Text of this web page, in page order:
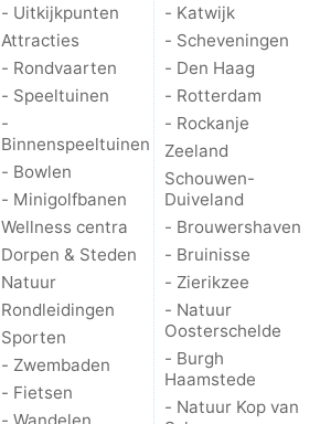
- Uitkijkpunten
Attracties
- Rondvaarten
- Speeltuinen
-
Binnenspeeltuinen
- Bowlen
- Minigolfbanen
Wellness centra
Dorpen & Steden
Natuur
Rondleidingen
Sporten
- Zwembaden
- Fietsen
- Wandelen
- Katwijk
- Scheveningen
- Den Haag
- Rotterdam
- Rockanje
Zeeland
Schouwen-
Duiveland
- Brouwershaven
- Bruinisse
- Zierikzee
- Natuur
Oosterschelde
- Burgh
Haamstede
- Natuur Kop van